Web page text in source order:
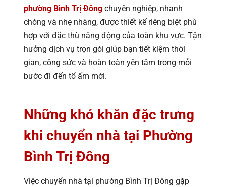
phường Bình Trị Đông chuyên nghiệp, nhanh
chóng và nhẹ nhàng, được thiết kế riêng biệt phù
hợp với đặc thù năng động của toàn khu vực. Tận
hưởng dịch vụ trọn gói giúp bạn tiết kiệm thời
gian, công sức và hoàn toàn yên tâm trong mỗi
bước đi đến tổ ấm mới.
Những khó khăn đặc trưng
khi chuyển nhà tại Phường
Bình Trị Đông
Việc chuyển nhà tại phường Bình Trị Đông gặp